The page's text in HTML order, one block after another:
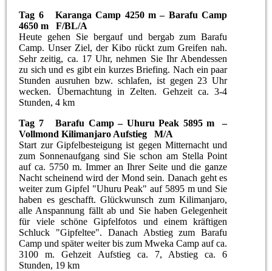
Tag 6 Karanga Camp 4250 m – Barafu Camp
4650 m F/BL/A
Heute gehen Sie bergauf und bergab zum Barafu
Camp. Unser Ziel, der Kibo rückt zum Greifen nah.
Sehr zeitig, ca. 17 Uhr, nehmen Sie Ihr Abendessen
zu sich und es gibt ein kurzes Briefing. Nach ein paar
Stunden ausruhen bzw. schlafen, ist gegen 23 Uhr
wecken. Übernachtung in Zelten. Gehzeit ca. 3-4
Stunden, 4 km
Tag 7 Barafu Camp – Uhuru Peak 5895 m –
Vollmond Kilimanjaro AufstiegM/A
Start zur Gipfelbesteigung ist gegen Mitternacht und
zum Sonnenaufgang sind Sie schon am Stella Point
auf ca. 5750 m. Immer an Ihrer Seite und die ganze
Nacht scheinend wird der Mond sein. Danach geht es
weiter zum Gipfel "Uhuru Peak" auf 5895 m und Sie
haben es geschafft. Glückwunsch zum Kilimanjaro,
alle Anspannung fällt ab und Sie haben Gelegenheit
für viele schöne Gipfelfotos und einem kräftigen
Schluck "Gipfeltee". Danach Abstieg zum Barafu
Camp und später weiter bis zum Mweka Camp auf ca.
3100 m. Gehzeit Aufstieg ca. 7, Abstieg ca. 6
Stunden, 19 km